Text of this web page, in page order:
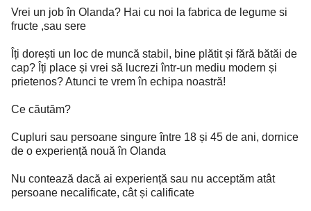
Vrei un job în Olanda? Hai cu noi la fabrica de legume si
fructe ,sau sere
Îți dorești un loc de muncă stabil, bine plătit și fără bătăi de
cap? Îți place și vrei să lucrezi într-un mediu modern și
prietenos? Atunci te vrem în echipa noastră!
Ce căutăm?
Cupluri sau persoane singure între 18 și 45 de ani, dornice
de o experiență nouă în Olanda
Nu contează dacă ai experiență sau nu acceptăm atât
persoane necalificate, cât și calificate